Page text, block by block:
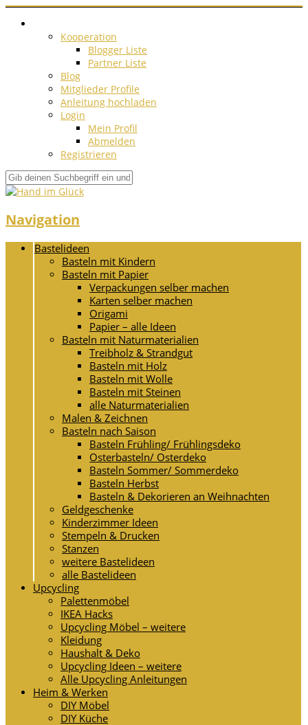
Kooperation
Blogger Liste
Partner Liste
Blog
Mitglieder Profile
Anleitung hochladen
Login
Mein Profil
Abmelden
Registrieren
Navigation
Bastelideen
Basteln mit Kindern
Basteln mit Papier
Verpackungen selber machen
Karten selber machen
Origami
Papier – alle Ideen
Basteln mit Naturmaterialien
Treibholz & Strandgut
Basteln mit Holz
Basteln mit Wolle
Basteln mit Steinen
alle Naturmaterialien
Malen & Zeichnen
Basteln nach Saison
Basteln Frühling/ Frühlingsdeko
Osterbasteln/ Osterdeko
Basteln Sommer/ Sommerdeko
Basteln Herbst
Basteln & Dekorieren an Weihnachten
Geldgeschenke
Kinderzimmer Ideen
Stempeln & Drucken
Stanzen
weitere Bastelideen
alle Bastelideen
Upcycling
Palettenmöbel
IKEA Hacks
Upcycling Möbel – weitere
Kleidung
Haushalt & Deko
Upcycling Ideen – weitere
Alle Upcycling Anleitungen
Heim & Werken
DIY Möbel
DIY Küche